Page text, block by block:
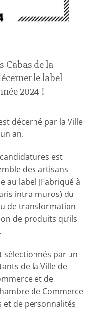
Cabas de la
le label
2024 !
décerné par la Ville
an.
est
des artisans
au label [Fabriqué à
intra-muros) du
de transformation
de produits qu’ils
sélectionnés par un
de la Ville de
et de
de Commerce
et de personnalités